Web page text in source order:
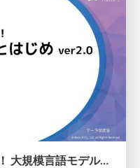
つくって納得、つかって実感！ 大規模言語モデルことはじめ ver2.0